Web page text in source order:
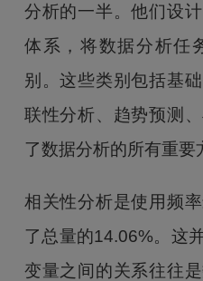
分析的一半。他们设
体系，将数据分析任
别。这些类别包括基
联性分析、趋势预测
了数据分析的所有重要
相关性分析是使用频
了总量的14.06%。这
变量之间的关系往往